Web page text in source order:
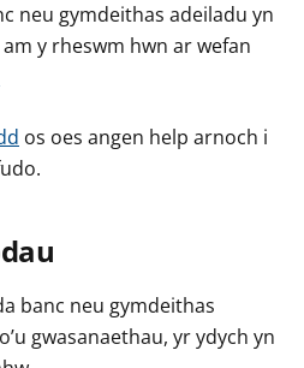
neu gymdeithas adeiladu yn
y rheswm hwn ar wefan
os oes angen help arnoch i
banc neu gymdeithas
gwasanaethau, yr ydych yn